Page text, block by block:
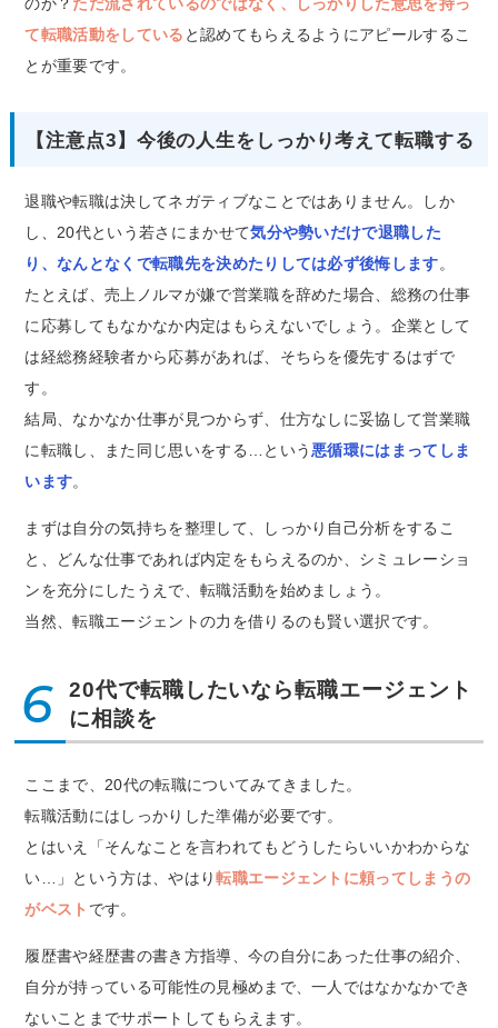
のか？ ただ流されているのではなく、しっかりした意思を持っ
て転職活動をしている と認めてもらえるようにアピールするこ
とが重要です。
【注意点3】今後の人生をしっかり考えて転職する
退職や転職は決してネガティブなことではありません。しか
し、20代という若さにまかせて気分や勢いだけで退職した
り、なんとなくで転職先を決めたりしては必ず後悔します。
たとえば、売上ノルマが嫌で営業職を辞めた場合、総務の仕事
に応募してもなかなか内定はもらえないでしょう。企業として
は経総務経験者から応募があれば、そちらを優先するはずで
す。
結局、なかなか仕事が見つからず、仕方なしに妥協して営業職
に転職し、また同じ思いをする…という悪循環にはまってしま
います。
まずは自分の気持ちを整理して、しっかり自己分析をするこ
と、どんな仕事であれば内定をもらえるのか、シミュレーショ
ンを充分にしたうえで、転職活動を始めましょう。
当然、転職エージェントの力を借りるのも賢い選択です。
6
20代で転職したいなら転職エージェント
に相談を
ここまで、20代の転職についてみてきました。
転職活動にはしっかりした準備が必要です。
とはいえ「そんなことを言われてもどうしたらいいかわからな
い…」という方は、やはり転職エージェントに頼ってしまうの
がベスト です。
履歴書や経歴書の書き方指導、今の自分にあった仕事の紹介、
自分が持っている可能性の見極めまで、一人ではなかなかでき
ないことまでサポートしてもらえます。